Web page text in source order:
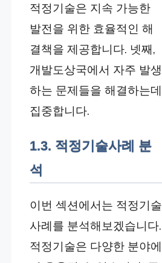
적정기술은 지속 가능한
발전을 위한 효율적인 해
결책을 제공합니다. 넷째,
개발도상국에서 자주 발생
하는 문제들을 해결하는데
집중합니다.
1.3. 적정기술사례 분
석
이번 섹션에서는 적정기술
사례를 분석해보겠습니다.
적정기술은 다양한 분야에